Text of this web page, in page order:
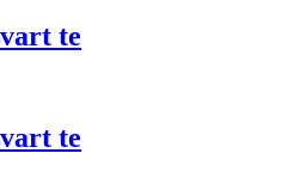
te
te